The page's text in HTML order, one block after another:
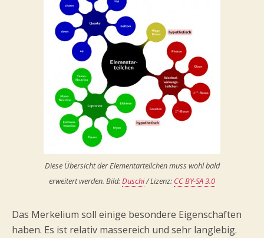
Diese Übersicht der Elementarteilchen muss wohl bald
erweitert werden. Bild:Duschi/ Lizenz: CC BY-SA 3.0
Das Merkelium soll einige besondere Eigenschaften
haben. Es ist relativ massereich und sehr langlebig.